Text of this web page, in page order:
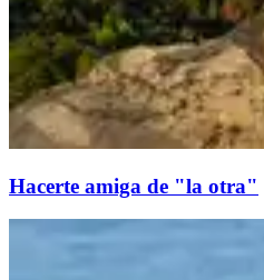
Hacerte amiga de "la otra"